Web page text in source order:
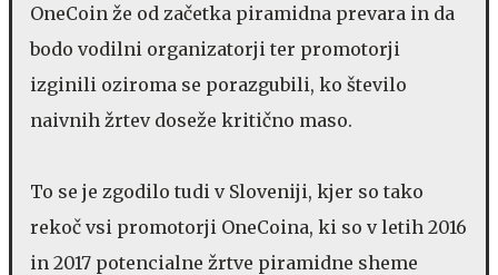
OneCoin že od začetka piramidna prevara in da
bodo vodilni organizatorji ter promotorji
izginili oziroma se porazgubili, ko število
naivnih žrtev doseže kritično maso.
To se je zgodilo tudi v Sloveniji, kjer so tako
rekoč vsi promotorji OneCoina, ki so v letih 2016
in 2017 potencialne žrtve piramidne sheme